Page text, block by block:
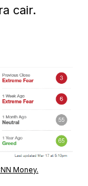
cair.
Money.